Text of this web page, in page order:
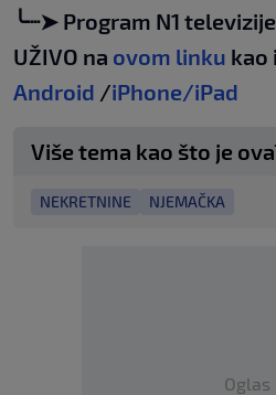
╰┈➤ Program N1
UŽIVO na ovom linku kao
Android /iPhone/iPad
Više tema kao što je
NEKRETNINE NJEMAČKA
Oglas